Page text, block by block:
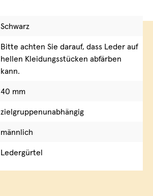
Schwarz
Bitte achten Sie darauf, dass Leder auf
hellen Kleidungsstücken abfärben
kann.
40 mm
zielgruppenunabhängig
männlich
Ledergürtel